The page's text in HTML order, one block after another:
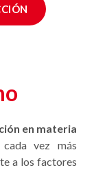
en materia
cada vez más
a los factores